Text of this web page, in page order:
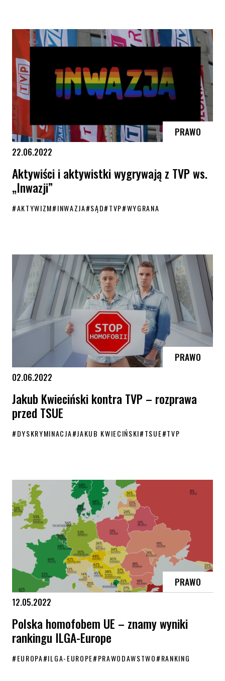
PRAWO
22.06.2022
Aktywiści i aktywistki wygrywają z TVP ws.
„Inwazji”
#AKTYWIZM#INWAZJA#SĄD#TVP#WYGRANA
PRAWO
02.06.2022
Jakub Kwieciński kontra TVP – rozprawa
przed TSUE
#DYSKRYMINACJA#JAKUB KWIECIŃSKI#TSUE#TVP
PRAWO
12.05.2022
Polska homofobem UE – znamy wyniki
rankingu ILGA-Europe
#EUROPA#ILGA-EUROPE#PRAWODAWSTWO#RANKING